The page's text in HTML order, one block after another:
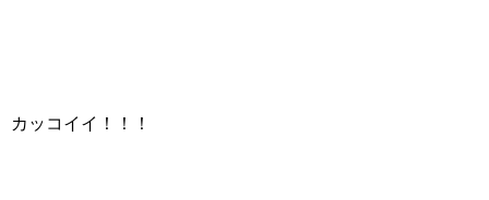
カッコイイ！！！